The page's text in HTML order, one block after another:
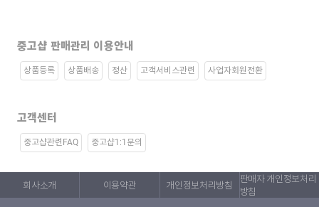
중고샵 판매관리 이용안내
상품등록 상품배송 정산 고객서비스관련 사업자회원전환
고객센터
중고샵관련FAQ 중고샵1:1문의
회사소개 이용약관 개인정보처리방침
판매자 개인정보처리
방침